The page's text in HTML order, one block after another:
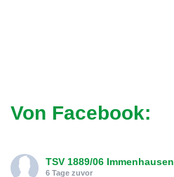
Von Facebook:
TSV 1889/06
6 Tage zuvor